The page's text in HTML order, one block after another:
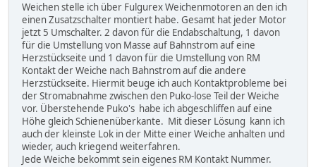
Weichen stelle ich über Fulgurex Weichenmotoren an den ich
einen Zusatzschalter montiert habe. Gesamt hat jeder Motor
jetzt 5 Umschalter. 2 davon für die Endabschaltung, 1 davon
für die Umstellung von Masse auf Bahnstrom auf eine
Herzstückseite und 1 davon für die Umstellung von RM
Kontakt der Weiche nach Bahnstrom auf die andere
Herzstückseite. Hiermit beuge ich auch Kontaktprobleme bei
der Stromabnahme zwischen den Puko-lose Teil der Weiche
vor. Überstehende Puko's habe ich abgeschliffen auf eine
Höhe gleich Schienenüberkante. Mit dieser Lösung kann ich
auch der kleinste Lok in der Mitte einer Weiche anhalten und
wieder, auch kriegend weiterfahren.
Jede Weiche bekommt sein eigenes RM Kontakt Nummer.